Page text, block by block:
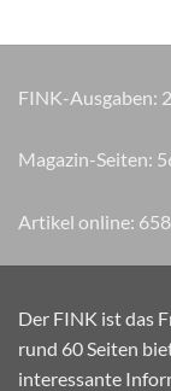
FINK-Ausgaben:
Magazin-Seiten:
Artikel online: 658
Der FINK ist das
rund 60 Seiten
interessante